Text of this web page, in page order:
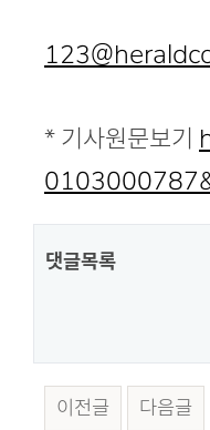
* 기사원문보기
댓글목록
이전글 다음글